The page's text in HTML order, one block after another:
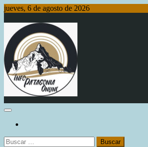
Saltar
contenido
jueves, 6 de agosto de 2026
Info Patagonia Online
Buscar: